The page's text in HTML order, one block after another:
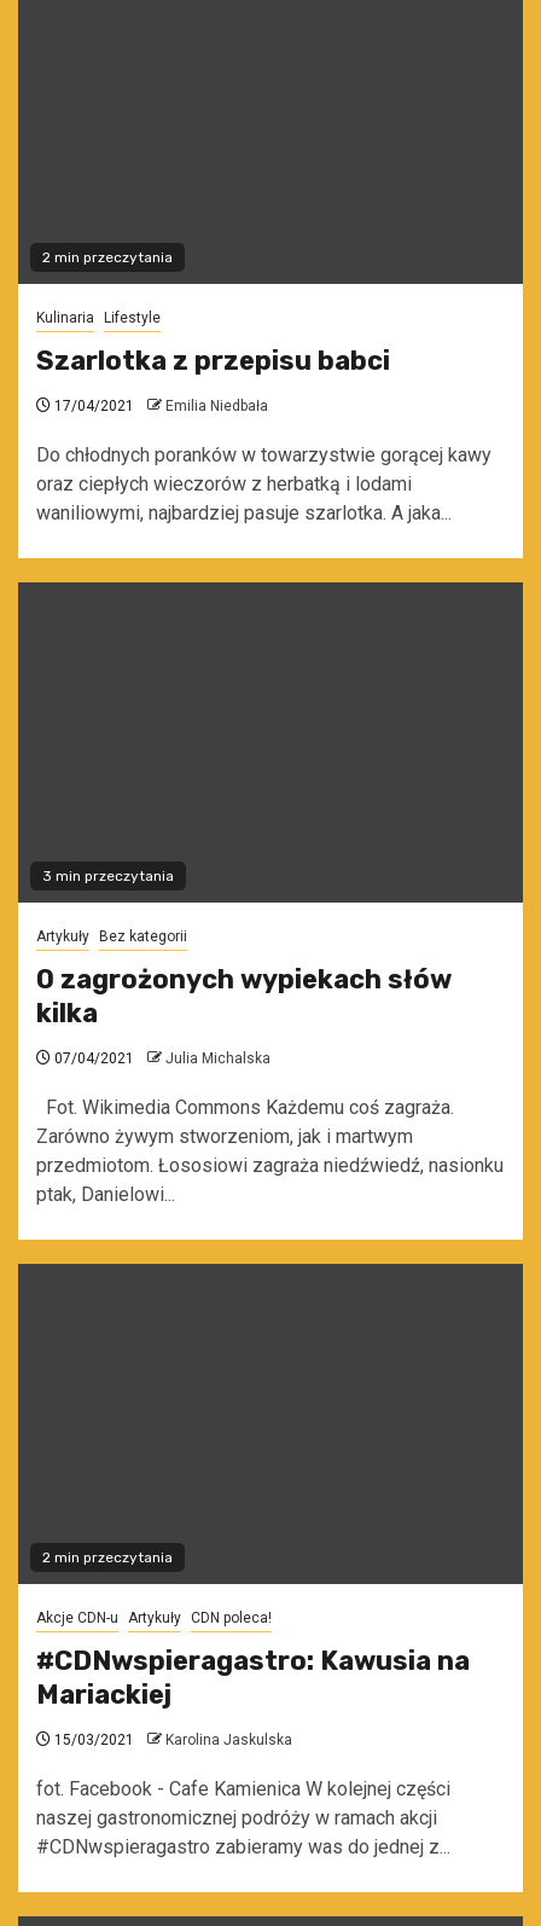
2 min przeczytania
Kulinaria Lifestyle
Szarlotka z przepisu babci
17/04/2021 Emilia Niedbała
Do chłodnych poranków w towarzystwie gorącej kawy
oraz ciepłych wieczorów z herbatką i lodami
waniliowymi, najbardziej pasuje szarlotka. A jaka...
3 min przeczytania
Artykuły Bez kategorii
O zagrożonych wypiekach słów
kilka
07/04/2021 Julia Michalska
Fot. Wikimedia Commons Każdemu coś zagraża.
Zarówno żywym stworzeniom, jak i martwym
przedmiotom. Łososiowi zagraża niedźwiedź, nasionku
ptak, Danielowi...
2 min przeczytania
Akcje CDN-u Artykuły CDN poleca!
#CDNwspieragastro: Kawusia na
Mariackiej
15/03/2021 Karolina Jaskulska
fot. Facebook - Cafe Kamienica W kolejnej części
naszej gastronomicznej podróży w ramach akcji
#CDNwspieragastro zabieramy was do jednej z...